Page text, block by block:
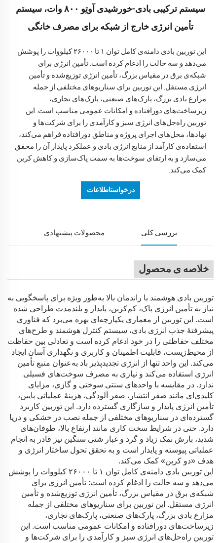
سیستم ترکیبی بادی-خورشیدی آوتِو ۸۰۰ وات، سیستم
تأمین انرژی خارج از شبکه برای مصرف خانگی
این توربین بادی دامنه‌ی کامل توان ۱ تا ۲۶۰۰۰ کیلووات را پوشش
می‌دهد و سه حالت را ادغام کرده است: تأمین انرژی برای
شبکه‌ی برق در مقیاس بزرگ، تأمین انرژی توزیع‌شده و تأمین
انرژی مستقل. این توربین برای سناریوهای مختلفی از جمله
مزارع بادی بزرگ، پارک‌های صنعتی، پارک‌های تجاری،
زیرساخت‌های دورافتاده و امکانات عمومی مناسب است. این
توربین راه‌حل‌های انرژی سبز و کارآمدی را برای شرکت‌ها و
نهادها، محل‌های اجرای پروژه و مناطق دورافتاده فراهم می‌کند،
استفاده‌ی کارآمد از منابع انرژی بادی و عملکرد پایدار آن را محقق
می‌سازد و به ارتقای سوخت‌ها به سمت پاک‌سازی و کاهش کربن
کمک می‌کند.
درخواستاطلاعات
بررسی کلی محصولات پیشنهادی
خلاصه ی محصول
توربین بادی هوشمند با راندمان بالا به‌طور ویژه برای پاسخگویی به
نیاز به تأمین انرژی پاک، کم‌کربن، پایدار و بلندمدت طراحی شده
است. این توربین از معماری یکپارچه‌ای بهره می‌برد که فناوری
پیشرفتهٔ جذب انرژی بادی، سیستم کنترل هوشمند و طرح‌های
مختلف حفاظتی را در خود ادغام کرده است و تعادلی بین حفاظت
از محیط‌زیست، قابلیت اطمینان و کاربری و نگهداری آسان ایجاد
می‌کند. این واحد تنها از انرژی تجدیدپذیر باد به‌عنوان منبع تأمین
انرژی استفاده می‌کند و نیازی به مصرف سوخت‌های فسیلی
ندارد. در مقایسه با واحدهای سنتی سوختی و گازی، مزایای
کلیدی‌ای مانند صفر انتشار، صفر آلودگی، هزینهٔ عملیاتی پایین،
تأمین انرژی پایدار و سازگاری گسترده دارد. این توربین کاربرد
گسترده‌ای در سناریوهای مختلفی از جمله نصب در خشکی و دریا
دارد. حتی در شرایط سخت کاری مانند ارتفاع بالا، طوفان‌های
شدید، بارش نمک زیاد و گرد و غبار شنی سنگین نیز قادر به انجام
عملیاتی پیوسته و پایدار است و به تحقق تحول ساختار انرژی و
هدف «دو کربن» کمک می‌کند.
این توربین بادی دامنه‌ی کامل توان ۱ تا ۲۶۰۰۰ کیلووات را پوشش
می‌دهد و سه حالت را ادغام کرده است: تأمین انرژی برای
شبکه‌ی برق در مقیاس بزرگ، تأمین انرژی توزیع‌شده و تأمین
انرژی مستقل. این توربین برای سناریوهای مختلفی از جمله
مزارع بادی بزرگ، پارک‌های صنعتی، پارک‌های تجاری،
زیرساخت‌های دورافتاده و امکانات عمومی مناسب است. این
توربین راه‌حل‌های انرژی سبز و کارآمدی را برای شرکت‌ها و